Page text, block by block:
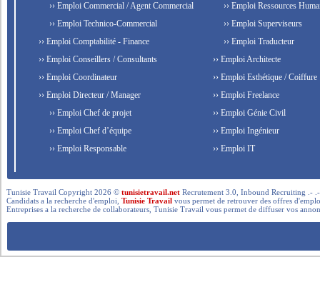
›› Emploi Commercial / Agent Commercial
›› Emploi Technico-Commercial
›› Emploi Comptabilité - Finance
›› Emploi Conseillers / Consultants
›› Emploi Coordinateur
›› Emploi Directeur / Manager
›› Emploi Chef de projet
›› Emploi Chef d’équipe
›› Emploi Responsable
›› Emploi Ressources
›› Emploi Superviseurs
›› Emploi Traducteur
›› Emploi Architecte
›› Emploi Esthétique / Coiffure
›› Emploi Freelance
›› Emploi Génie Civil
›› Emploi Ingénieur
›› Emploi IT
Tunisie Travail Copyright 2026 ©tunisietravail.net Recrutement 3.0, Inbound Recruiting .-
Candidats a la recherche d'emploi,Tunisie Travail vous permet de retrouver des offres
Entreprises a la recherche de collaborateurs, Tunisie Travail vous permet de diffuser vos